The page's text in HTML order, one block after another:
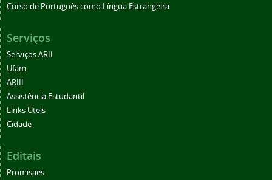
Curso de Português como Língua Estrangeira
Serviços
Serviços ARII
Ufam
ARIII
Assistência Estudantil
Links Úteis
Cidade
Editais
Promisaes